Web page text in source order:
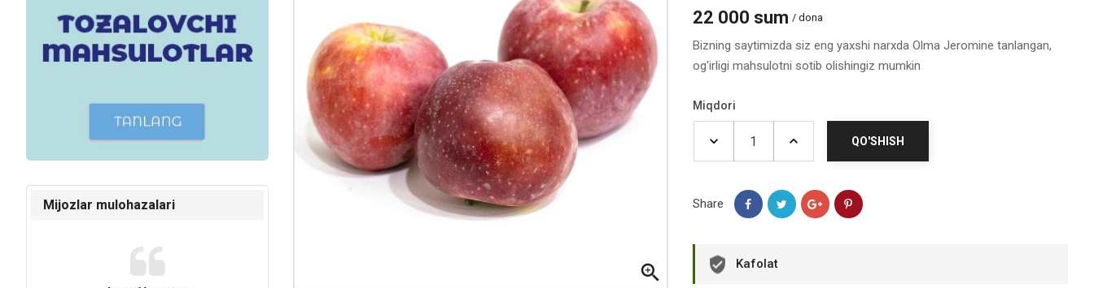
Mijozlar mulohazalari

22 000 sum / dona
Bizning saytimizda siz eng yaxshi narxda Olma Jeromine tanlangan,
og'irligi mahsulotni sotib olishingiz mumkin
Miqdori
QO'SHISH
Share
Kafolat